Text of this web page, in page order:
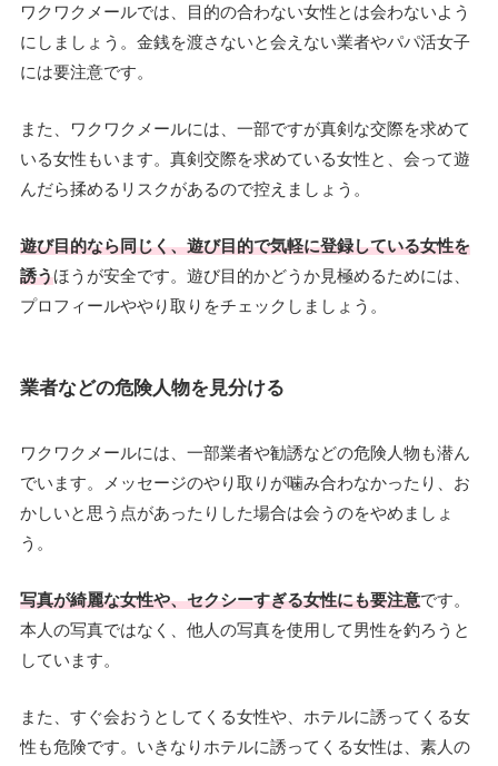
ワクワクメールでは、目的の合わない女性とは会わないよう
にしましょう。金銭を渡さないと会えない業者やパパ活女子
には要注意です。
また、ワクワクメールには、一部ですが真剣な交際を求めて
いる女性もいます。真剣交際を求めている女性と、会って遊
んだら揉めるリスクがあるので控えましょう。
遊び目的なら同じく、遊び目的で気軽に登録している女性を
誘うほうが安全です。遊び目的かどうか見極めるためには、
プロフィールややり取りをチェックしましょう。
業者などの危険人物を見分ける
ワクワクメールには、一部業者や勧誘などの危険人物も潜ん
でいます。メッセージのやり取りが噛み合わなかったり、お
かしいと思う点があったりした場合は会うのをやめましょ
う。
写真が綺麗な女性や、セクシーすぎる女性にも要注意です。
本人の写真ではなく、他人の写真を使用して男性を釣ろうと
しています。
また、すぐ会おうとしてくる女性や、ホテルに誘ってくる女
性も危険です。いきなりホテルに誘ってくる女性は、素人の